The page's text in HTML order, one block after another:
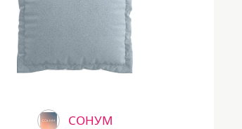
СОНУМ